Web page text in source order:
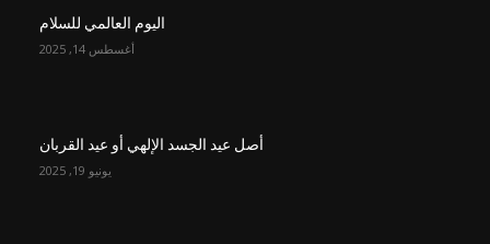
اليوم العالمي للسلام
أغسطس 14, 2025
أصل عيد الجسد الإلهي أو عيد القربان
يونيو 19, 2025